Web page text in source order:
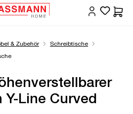
& Zubehör
Schreibtische
Line Curved